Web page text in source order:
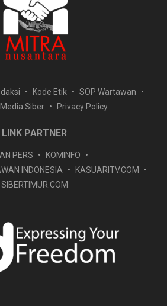
Kode Etik
SOP Wartawan
Siber
Privacy Policy
LINK PARTNER
PERS
KOMINFO
INDONESIA
KASUARITV.COM
SIBERTIMUR.COM